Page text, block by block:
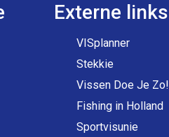
Externe links
VISplanner
Stekkie
Vissen Doe Je Zo!
Fishing in Holland
Sportvisunie